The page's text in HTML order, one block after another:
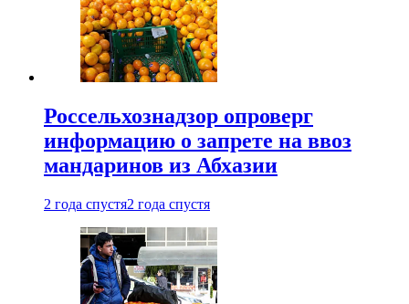
Россельхознадзор опроверг
информацию о запрете на ввоз
мандаринов из Абхазии
2 года спустя2 года спустя